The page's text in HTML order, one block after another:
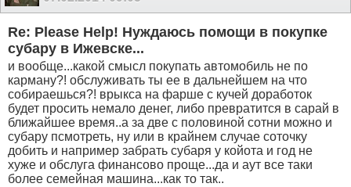
Re: Please Help! Нуждаюсь помощи в покупке
субару в Ижевске...
и вообще...какой смысл покупать автомобиль не по
карману?! обслуживать ты ее в дальнейшем на что
собираешься?! врыкса на фарше с кучей доработок
будет просить немало денег, либо превратится в сарай в
ближайшее время..а за две с половиной сотни можно и
субару псмотреть, ну или в крайнем случае соточку
добить и например забрать субаря у койота и год не
хуже и обслуга финансово проще...да и аут все таки
более семейная машина...как то так..